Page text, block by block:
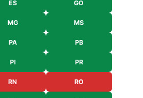
ES GO
MG MS
PA PB
PI PR
RN RO